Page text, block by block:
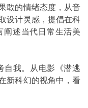
敢的情绪态度，从音
设计灵感，提倡在科
阐述当代日常生活美
自我。从电影《潜逃
新科幻的视角中，看